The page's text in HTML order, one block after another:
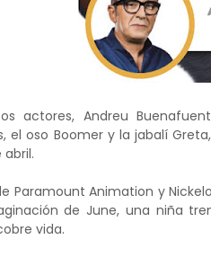
actores, Andreu
el oso Boomer y la jabalí
abril.
Paramount Animation y
de June, una niña
vida.